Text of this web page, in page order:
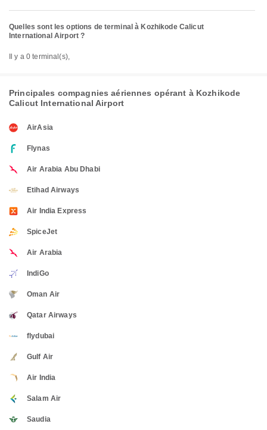
Quelles sont les options de terminal à Kozhikode Calicut
International Airport ?
Il y a 0 terminal(s),
Principales compagnies aériennes opérant à Kozhikode
Calicut International Airport
AirAsia
Flynas
Air Arabia Abu Dhabi
Etihad Airways
Air India Express
SpiceJet
Air Arabia
IndiGo
Oman Air
Qatar Airways
flydubai
Gulf Air
Air India
Salam Air
Saudia